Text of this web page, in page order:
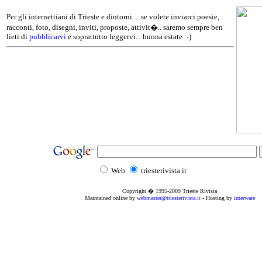
Per gli internettiani di Trieste e dintorni ... se volete inviarci poesie,
racconti, foto, disegni, inviti, proposte, attivit�.. saremo sempre ben
lieti di pubblicarvi e soprattutto leggervi... buona estate :-)
Web triesterivista.it
Copyright � 1995-2009 Trieste Rivista
Maintained online by webmaster@triesterivista.it- Hosting by interware